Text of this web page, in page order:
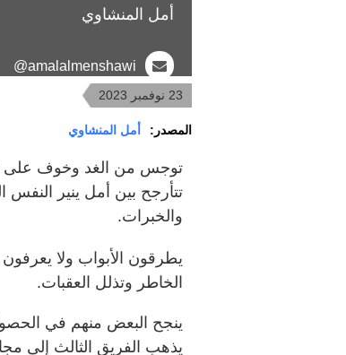
أمل المنشاوي
amalalmenshawi@
23 نوفمبر 2023
المصدر: أمل المنشاوي
توجس من الغد وخوف على
تتأرجح بين أمل ينير النفس
والخبرات.
يطرقون الأبواب ولا
الخاطر وتذلل العقبات.
ينجح البعض منهم في
يذهب الفريق الثالث إلى